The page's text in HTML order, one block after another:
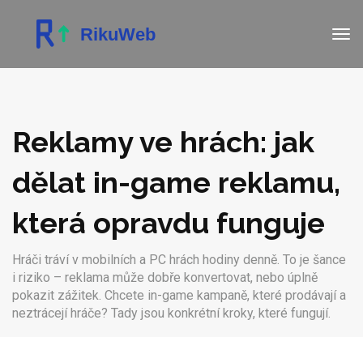
Reklamy ve hrách: jak
dělat in-game reklamu,
která opravdu funguje
Hráči tráví v mobilních a PC hrách hodiny denně. To je šance
i riziko – reklama může dobře konvertovat, nebo úplně
pokazit zážitek. Chcete in-game kampaně, které prodávají a
neztrácejí hráče? Tady jsou konkrétní kroky, které fungují.